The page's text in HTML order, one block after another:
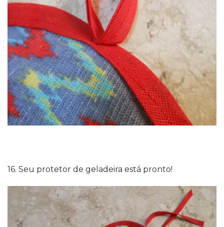
16. Seu protetor de geladeira está pronto!